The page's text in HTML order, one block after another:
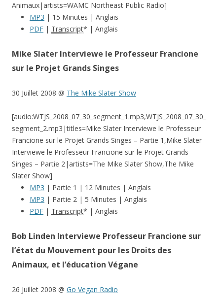
Animaux|artists=WAMC Northeast Public Radio]
MP3 | 15 Minutes | Anglais
PDF | Transcript* | Anglais
Mike Slater Interviewe le Professeur Francione
sur le Projet Grands Singes
30 Juillet 2008 @ The Mike Slater Show
[audio:WTJS_2008_07_30_segment_1.mp3,WTJS_2008_07_30_
segment_2.mp3|titles=Mike Slater Interviewe le Professeur
Francione sur le Projet Grands Singes – Partie 1,Mike Slater
Interviewe le Professeur Francione sur le Projet Grands
Singes – Partie 2|artists=The Mike Slater Show,The Mike
Slater Show]
MP3 | Partie 1 | 12 Minutes | Anglais
MP3 | Partie 2 | 5 Minutes | Anglais
PDF | Transcript* | Anglais
Bob Linden Interviewe Professeur Francione sur
l’état du Mouvement pour les Droits des
Animaux, et l’éducation Végane
26 Juillet 2008 @ Go Vegan Radio